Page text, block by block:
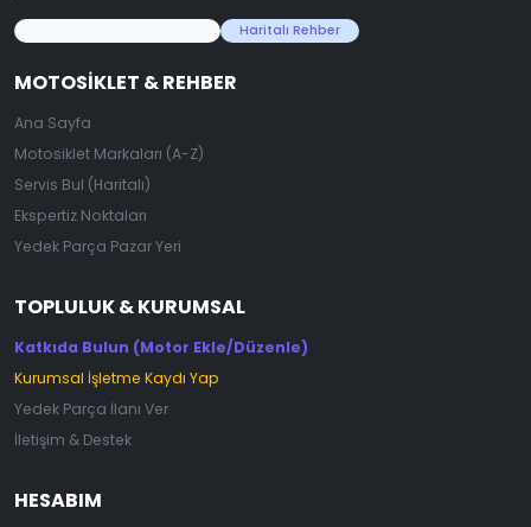
Haritalı Rehber
MOTOSIKLET & REHBER
Ana Sayfa
Motosiklet Markaları (A-Z)
Servis Bul (Haritalı)
Ekspertiz Noktaları
Yedek Parça Pazar Yeri
TOPLULUK & KURUMSAL
Katkıda Bulun (Motor Ekle/Düzenle)
Kurumsal İşletme Kaydı Yap
Yedek Parça İlanı Ver
İletişim & Destek
HESABIM